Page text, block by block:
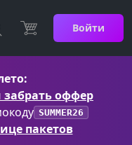
Войти
забрать оффер
SUMMER26
пакетов